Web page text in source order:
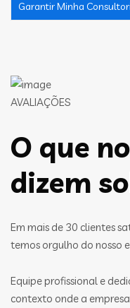
AVALIAÇÕES
O que
dizem
Em mais de 30 clientes
temos orgulho do nosso
Equipe profissional e
contexto onde a